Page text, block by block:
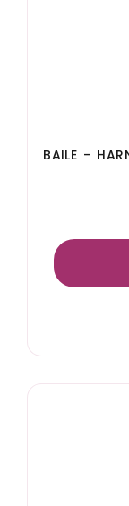
BAILE –